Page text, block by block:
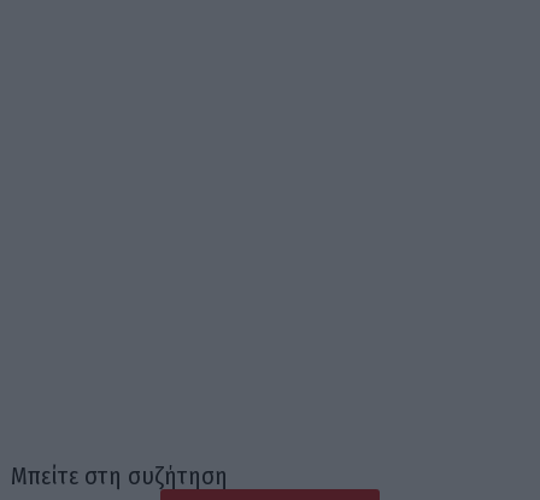
Μπείτε στη συζήτηση